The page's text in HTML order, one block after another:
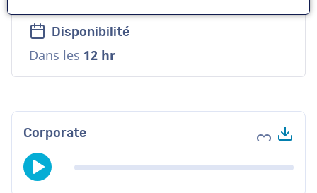
Disponibilité
Dans les 12 hr
Corporate Ajouter